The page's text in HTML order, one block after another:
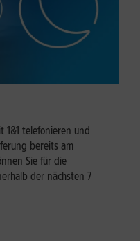
1&1 telefonieren und
bereits am
Sie für die
der nächsten 7